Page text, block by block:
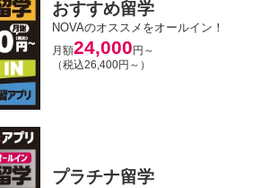
おすすめ留学
NOVAのオススメをオールイン！
月額24,000 円～
（税込26,400円～）
プラチナ留学